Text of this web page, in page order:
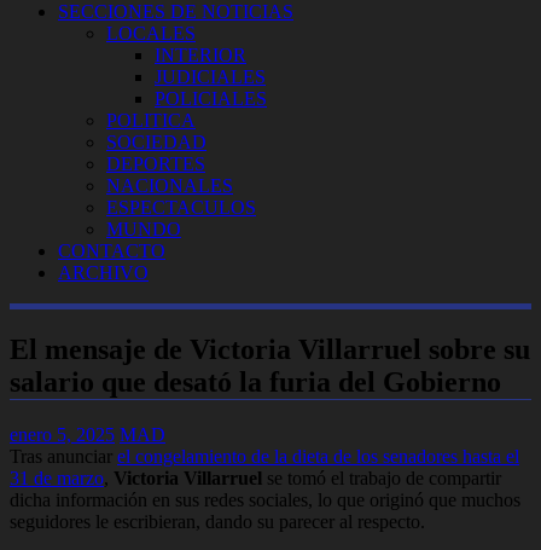
SECCIONES DE NOTICIAS
LOCALES
INTERIOR
JUDICIALES
POLICIALES
POLITICA
SOCIEDAD
DEPORTES
NACIONALES
ESPECTACULOS
MUNDO
CONTACTO
ARCHIVO
El mensaje de Victoria Villarruel sobre su
salario que desató la furia del Gobierno
enero 5, 2025 MAD
Tras anunciar el congelamiento de la dieta de los senadores hasta el
31 de marzo, Victoria Villarruel se tomó el trabajo de compartir
dicha información en sus redes sociales, lo que originó que muchos
seguidores le escribieran, dando su parecer al respecto.